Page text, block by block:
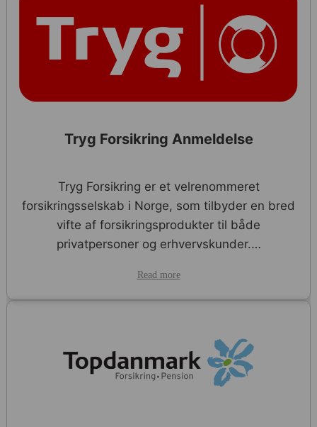
Tryg Forsikring Anmeldelse
Tryg Forsikring er et velrenommeret
forsikringsselskab i Norge, som tilbyder en bred
vifte af forsikringsprodukter til både
privatpersoner og erhvervskunder.…
Read more